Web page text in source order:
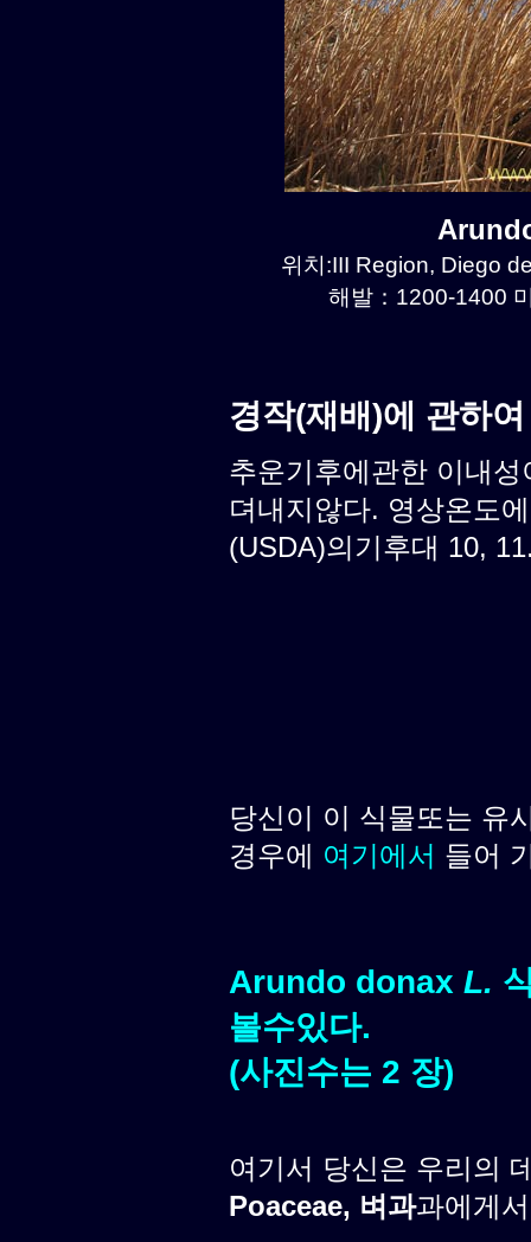
위치:III Region, Diego
해발：1200-1400
경작(재배)에 관하
추운기후에관한 이내
뎌내지않다. 영상온도
(USDA)의기후대 10,
당신이 이 식물또는 유
경우에 여기에서 들어
Arundo donax L.
볼수있다.
(사진수는 2 장)
여기서 당신은 우리의
Poaceae, 벼과과에게